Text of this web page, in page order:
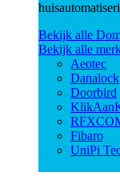
Bekijk alle
Bekijk alle
Aeotec
Danalock
Doorbird
Fibaro
UniPi